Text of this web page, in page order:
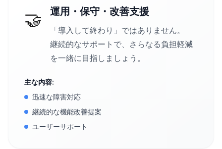
🤝 運用・保守・改善支援
「導入して終わり」ではありません。
継続的なサポートで、さらなる負担軽減
を一緒に目指しましょう。
主な内容:
迅速な障害対応
継続的な機能改善提案
ユーザーサポート